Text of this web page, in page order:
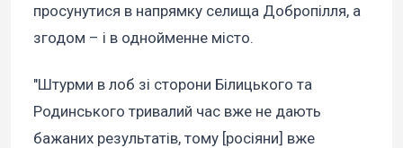
просунутися в напрямку селища Добропілля, а
згодом – і в однойменне місто.
"Штурми в лоб зі сторони Білицького та
Родинського тривалий час вже не дають
бажаних результатів, тому [росіяни] вже